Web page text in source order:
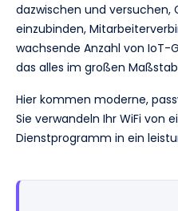
dazwischen und versuchen,
einzubinden,
wachsende Anzahl von IoT-
das alles im großen
Hier kommen moderne,
Sie verwandeln Ihr WiFi von
Dienstprogramm in ein